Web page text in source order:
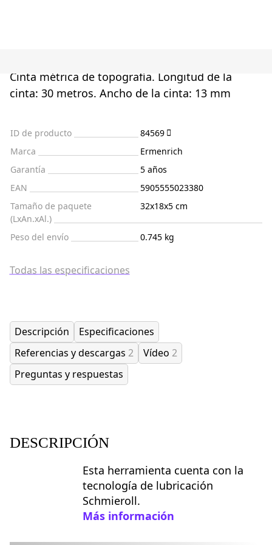
Cinta métrica de topografía. Longitud de la
cinta: 30 metros. Ancho de la cinta: 13 mm
ID de producto
84569
Marca
Ermenrich
Garantía
5 años
EAN
5905555023380
Tamaño de paquete
(LxAn.xAl.)
32x18x5 cm
Peso del envío 0.745 kg
Todas las especificaciones
Descripción
Especificaciones
Referencias y descargas 2 Vídeo 2
Preguntas y respuestas
DESCRIPCIÓN
Esta herramienta cuenta con la
tecnología de lubricación
Schmieroll.
Más información